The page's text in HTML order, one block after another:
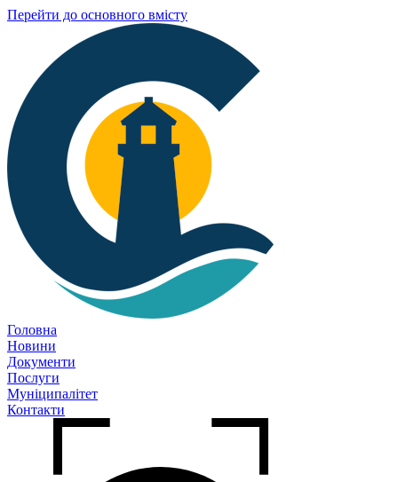
Перейти до основного вмісту
Головна
Новини
Документи
Послуги
Муніципалітет
Контакти